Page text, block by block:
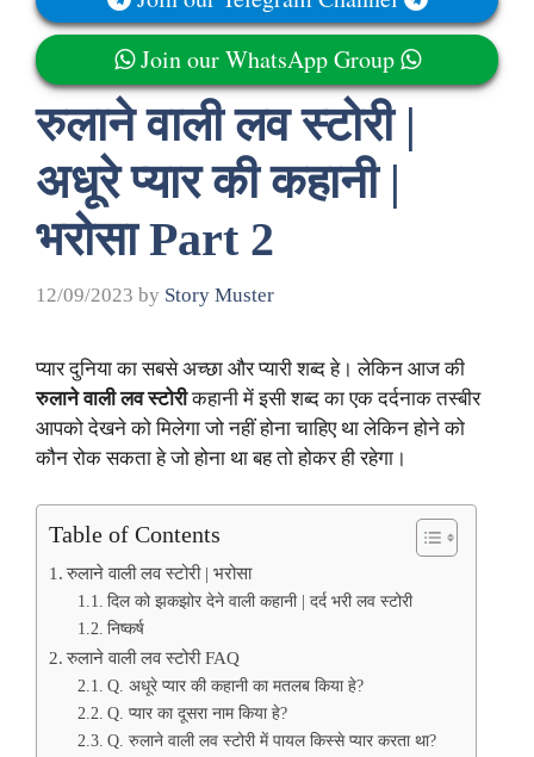
Join our WhatsApp Group
रुलाने वाली लव स्टोरी |
अधूरे प्यार की कहानी |
भरोसा Part 2
12/09/2023 by Story Muster
प्यार दुनिया का सबसे अच्छा और प्यारी शब्द हे। लेकिन आज की
रुलाने वाली लव स्टोरीकहानी में इसी शब्द का एक दर्दनाक तस्बीर
आपको देखने को मिलेगा जो नहीं होना चाहिए था लेकिन होने को
कौन रोक सकता हे जो होना था बह तो होकर ही रहेगा।
Table of Contents
रुलाने वाली लव स्टोरी | भरोसा
दिल को झकझोर देने वाली कहानी | दर्द भरी लव स्टोरी
निष्कर्ष
रुलाने वाली लव स्टोरी FAQ
Q. अधूरे प्यार की कहानी का मतलब किया हे?
Q. प्यार का दूसरा नाम किया हे?
Q. रुलाने वाली लव स्टोरी में पायल किस्से प्यार करता था?